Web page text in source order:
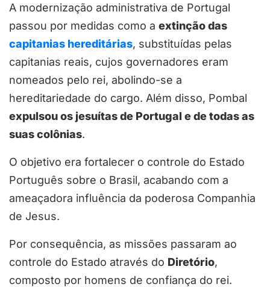
A modernização administrativa de Portugal
passou por medidas como a extinção das
capitanias hereditárias, substituídas pelas
capitanias reais, cujos governadores eram
nomeados pelo rei, abolindo-se a
hereditariedade do cargo. Além disso, Pombal
expulsou os jesuítas de Portugal e de todas as
suas colônias.
O objetivo era fortalecer o controle do Estado
Português sobre o Brasil, acabando com a
ameaçadora influência da poderosa Companhia
de Jesus.
Por consequência, as missões passaram ao
controle do Estado através do Diretório,
composto por homens de confiança do rei.